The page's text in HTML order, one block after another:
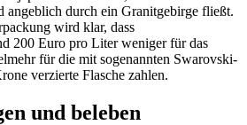
angeblich durch ein Granitgebirge fließt.
wird klar, dass
200 Euro pro Liter weniger für das
für die mit sogenannten Swarovski-
verzierte Flasche zahlen.
und beleben